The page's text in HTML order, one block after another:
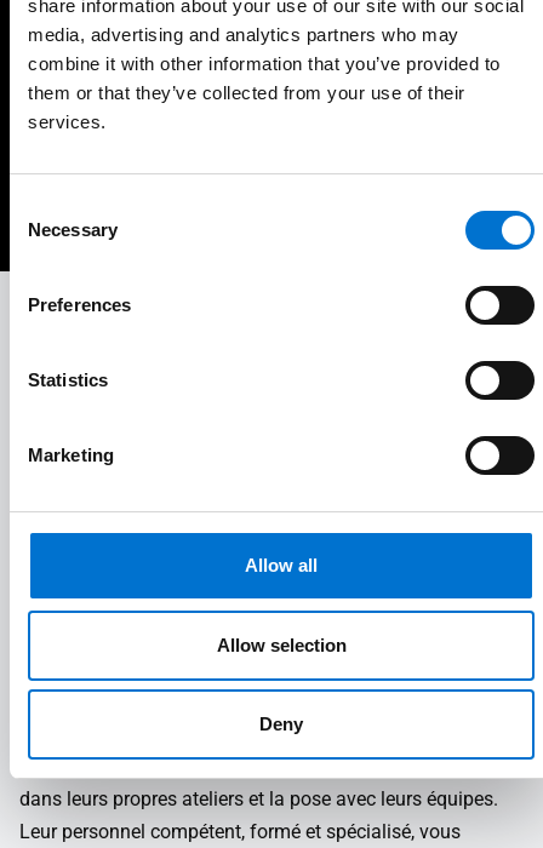
share information about your use of our site with our social
media, advertising and analytics partners who may
combine it with other information that you’ve provided to
them or that they’ve collected from your use of their
services.
Selection
Necessary
Preferences
Statistics
Marketing
Allow all
Allow selection
Deny
Code postal
Continuer
À vos côtés tout au long de votre projet
Votre Aluminier Agréé TECHNAL vous accompagne pas à
TECHNAL vous accompagne
Les membres du Réseau des Aluminiers Agréés TECHNAL
sont des entreprises indépendantes, à taille humaine,
projets d’envergure que sur la maison individuelle. Les
Aluminiers Agréés TECHNAL assurent eux-mêmes la
fabrication sur-mesure de vos menuiseries aluminium
dans leurs propres ateliers et la pose avec leurs équipes.
Leur personnel compétent, formé et spécialisé, vous